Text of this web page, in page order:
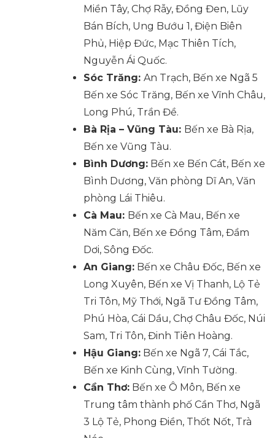
Miền Tây, Chợ Rẫy, Đồng Đen, Lũy
Bán Bích, Ung Bướu 1, Điện Biên
Phủ, Hiệp Đức, Mạc Thiên Tích,
Nguyễn Ái Quốc.
Sóc Trăng: An Trạch, Bến xe Ngã 5
Bến xe Sóc Trăng, Bến xe Vĩnh Châu,
Long Phú, Trần Đề.
Bà Rịa – Vũng Tàu: Bến xe Bà Rịa,
Bến xe Vũng Tàu.
Bình Dương: Bến xe Bến Cát, Bến xe
Bình Dương, Văn phòng Dĩ An, Văn
phòng Lái Thiêu.
Cà Mau: Bến xe Cà Mau, Bến xe
Năm Căn, Bến xe Đồng Tâm, Đầm
Dơi, Sông Đốc.
An Giang: Bến xe Châu Đốc, Bến xe
Long Xuyên, Bến xe Vị Thanh, Lộ Tẻ
Tri Tôn, Mỹ Thới, Ngã Tư Đồng Tâm,
Phú Hòa, Cái Dầu, Chợ Châu Đốc, Núi
Sam, Tri Tôn, Đinh Tiên Hoàng.
Hậu Giang: Bến xe Ngã 7, Cái Tắc,
Bến xe Kinh Cùng, Vĩnh Tường.
Cần Thơ: Bến xe Ô Môn, Bến xe
Trung tâm thành phố Cần Thơ, Ngã
3 Lộ Tẻ, Phong Điền, Thốt Nốt, Trà